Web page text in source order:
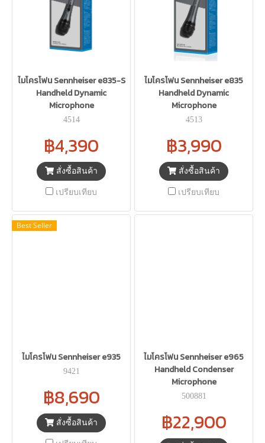
ไมโครโฟน Sennheiser e835-S
Handheld Dynamic
Microphone
4514
฿4,390
สั่งซื้อสินค้า
เปรียบเทียบ
ไมโครโฟน Sennheiser e835
Handheld Dynamic
Microphone
4513
฿3,990
สั่งซื้อสินค้า
เปรียบเทียบ
Best Seller
ไมโครโฟน Sennheiser e935
9421
฿8,690
สั่งซื้อสินค้า
ไมโครโฟน Sennheiser e965
Handheld Condenser
Microphone
500881
฿22,900